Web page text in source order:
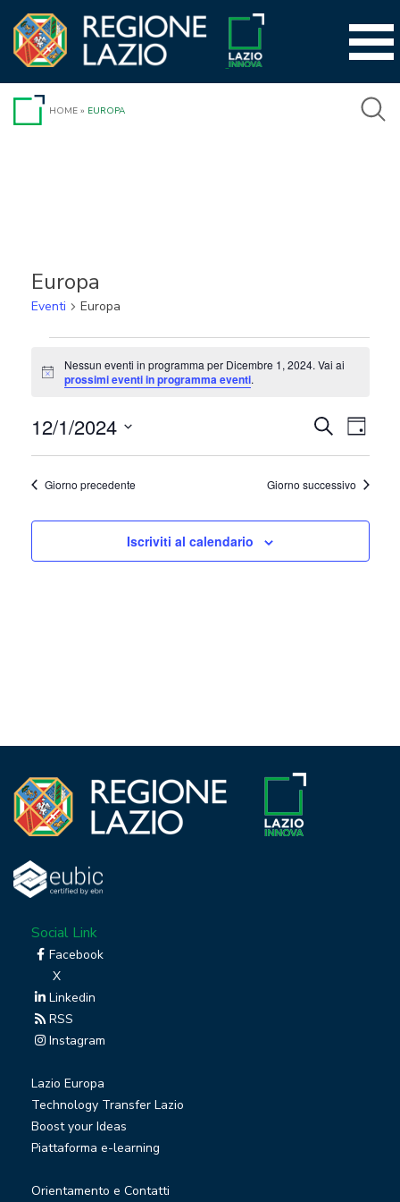
contenuto
HOME » EUROPA
Europa
Eventi Europa
for
Dicembre
1,
2024
Notice
Nessun eventi in programma per Dicembre 1, 2024. Vai ai
prossimi eventi in programma eventi.
Eventi
Ricerca
e
viste
Cerca
Viste
Giorno
12/1/2024
Seleziona
data.
Giorno precedente Giorno successivo
Iscriviti al calendario
Social Link
Facebook
X
Linkedin
RSS
Instagram
Lazio Europa
Technology Transfer Lazio
Boost your Ideas
Piattaforma e-learning
Orientamento e Contatti